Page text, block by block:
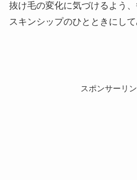
抜け毛の変化に気づけるよう
スキンシップのひとときにして
スポンサーリ